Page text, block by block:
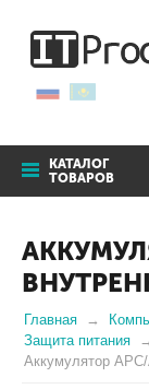
КАТАЛОГ
ТОВАРОВ
Главная
Защита питания
Аккумулятор